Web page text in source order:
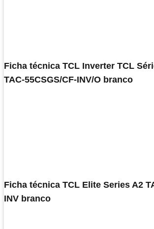
Ficha técnica TCL Inverter TCL
TAC-55CSGS/CF-INV/O branco
Ficha técnica TCL Elite Series A2
INV branco